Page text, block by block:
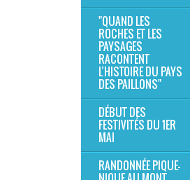
"QUAND LES
ROCHES ET LES
PAYSAGES
RACONTENT
L’HISTOIRE DU PAYS
DES PAILLONS"
DÉBUT DES
FESTIVITÉS DU 1ER
MAI
RANDONNÉE PIQUE-